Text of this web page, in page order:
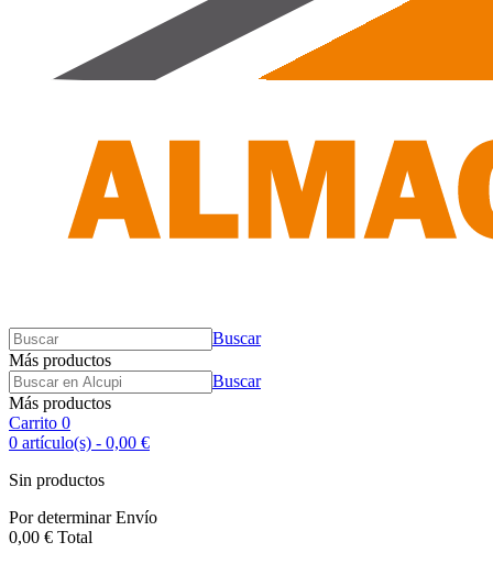
Buscar
Más productos
Buscar
Más productos
Carrito 0
0 artículo(s) - 0,00 €
Sin productos
Por determinarEnvío
0,00 € Total